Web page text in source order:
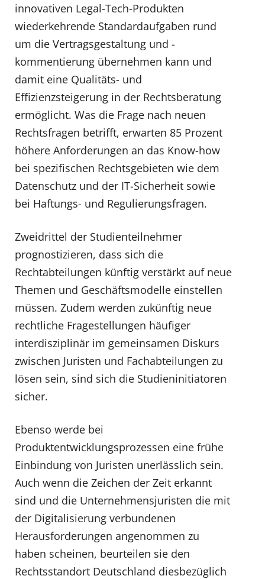
innovativen Legal-Tech-Produkten
wiederkehrende Standardaufgaben rund
um die Vertragsgestaltung und -
kommentierung übernehmen kann und
damit eine Qualitäts- und
Effizienzsteigerung in der Rechtsberatung
ermöglicht. Was die Frage nach neuen
Rechtsfragen betrifft, erwarten 85 Prozent
höhere Anforderungen an das Know-how
bei spezifischen Rechtsgebieten wie dem
Datenschutz und der IT-Sicherheit sowie
bei Haftungs- und Regulierungsfragen.
Zweidrittel der Studienteilnehmer
prognostizieren, dass sich die
Rechtabteilungen künftig verstärkt auf neue
Themen und Geschäftsmodelle einstellen
müssen. Zudem werden zukünftig neue
rechtliche Fragestellungen häufiger
interdisziplinär im gemeinsamen Diskurs
zwischen Juristen und Fachabteilungen zu
lösen sein, sind sich die Studieninitiatoren
sicher.
Ebenso werde bei
Produktentwicklungsprozessen eine frühe
Einbindung von Juristen unerlässlich sein.
Auch wenn die Zeichen der Zeit erkannt
sind und die Unternehmensjuristen die mit
der Digitalisierung verbundenen
Herausforderungen angenommen zu
haben scheinen, beurteilen sie den
Rechtsstandort Deutschland diesbezüglich